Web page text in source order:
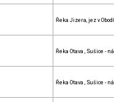
Řeka Jizera, jez v
Řeka Otava , Sušice -
Řeka Otava , Sušice -